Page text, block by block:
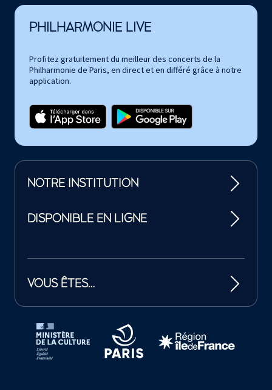
PHILHARMONIE LIVE
Profitez gratuitement du meilleur des concerts de la
Philharmonie de Paris, en direct et en différé grâce à notre
application.
NOTRE INSTITUTION
DISPONIBLE EN LIGNE
VOUS ÊTES…
Tutelles et mécènes de la Philharmonie de Paris